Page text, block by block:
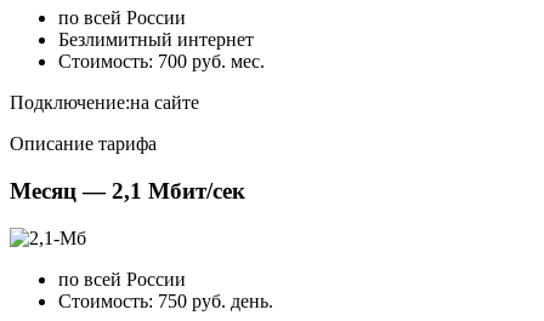
по всей России
Безлимитный интернет
Стоимость: 700 руб. мес.
Подключение:на сайте
Описание тарифа
Месяц — 2,1 Мбит/сек
по всей России
Стоимость: 750 руб. день.